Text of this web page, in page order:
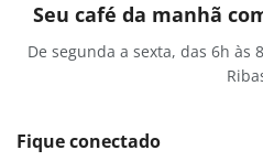
Seu café da manhã
De segunda a sexta, das 6h às
Fique conectado